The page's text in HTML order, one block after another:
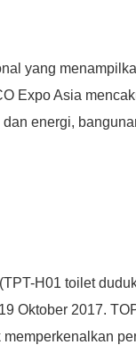
yang
Expo Asia
energi,
H01toilet
Oktober 2017.